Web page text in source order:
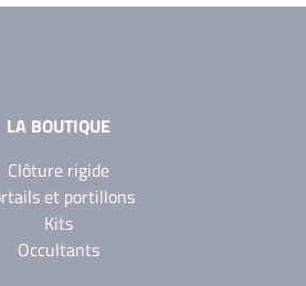
LA BOUTIQUE
Clôture rigide
et portillons
Kits
Occultants